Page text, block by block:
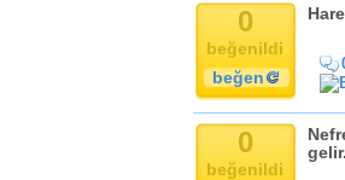
0
beğenildi
beğen
0
beğenildi